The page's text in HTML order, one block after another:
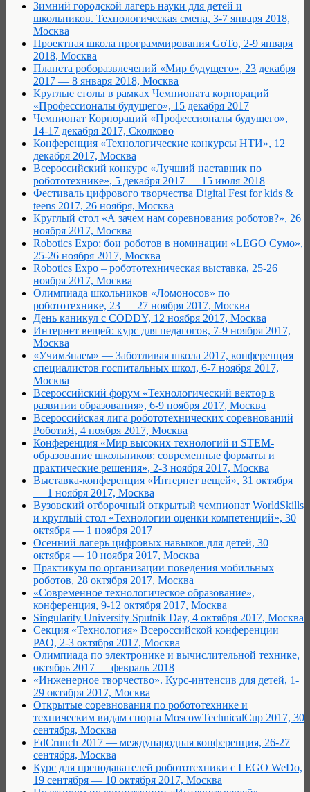
Зимний городской лагерь науки для детей и
школьников. Технологическая смена, 3-7 января 2018,
Москва
Проектная школа программирования GoTo, 2-9 января
2018, Москва
Планета роборазвлечений «Мир будущего», 23 декабря
2017 — 8 января 2018, Москва
Круглые столы в рамках Чемпионата корпораций
«Профессионалы будущего», 15 декабря 2017
Чемпионат Корпораций «Профессионалы будущего»,
14-17 декабря 2017, Сколково
Конференция «Технологические конкурсы НТИ», 12
декабря 2017, Москва
Всероссийский конкурс «Лучший наставник по
робототехнике», 5 декабря 2017 — 15 июля 2018
Фестиваль цифрового творчества Digital Fest for kids &
teens 2017, 26 ноября, Москва
Круглый стол «А зачем нам соревнования роботов?», 26
ноября 2017, Москва
Robotics Expo: бои роботов в номинации «LEGO Сумо»,
25-26 ноября 2017, Москва
Robotics Expo – робототехническая выставка, 25-26
ноября 2017, Москва
Олимпиада школьников «Ломоносов» по
робототехнике, 23 — 27 ноября 2017, Москва
День каникул с CODDY, 12 ноября 2017, Москва
Интернет вещей: курс для педагогов, 7-9 ноября 2017,
Москва
«УчимЗнаем» — Заботливая школа 2017, конференция
специалистов госпитальных школ, 6-7 ноября 2017,
Москва
Всероссийский форум «Технологический вектор в
развитии образования», 6-9 ноября 2017, Москва
Всероссийская лига робототехнических соревнований
РоботиЯ, 4 ноября 2017, Москва
Конференция «Мир высоких технологий и STEM-
образование школьников: современные форматы и
практические решения», 2-3 ноября 2017, Москва
Выставка-конференция «Интернет вещей», 31 октября
— 1 ноября 2017, Москва
Вузовский отборочный открытый чемпионат WorldSkills
и круглый стол «Технологии оценки компетенций», 30
октября — 1 ноября 2017
Осенний лагерь цифровых навыков для детей, 30
октября — 10 ноября 2017, Москва
Практикум по организации поведения мобильных
роботов, 28 октября 2017, Москва
«Современное технологическое образование»,
конференция, 9-12 октября 2017, Москва
Singularity University Sputnik Day, 4 октября 2017, Москва
Cекция «Технология» Всероссийской конференции
РАО, 2-3 октября 2017, Москва
Олимпиада по электронике и вычислительной технике,
октябрь 2017 — февраль 2018
«Инженерное творчество». Курс-интенсив для детей, 1-
29 октября 2017, Москва
Открытые соревнования по робототехнике и
техническим видам спорта MoscowTechnicalCup 2017, 30
сентября, Москва
EdCrunch 2017 — международная конференция, 26-27
сентября, Москва
Курс для преподавателей робототехники с LEGO WeDo,
19 сентября — 10 октября 2017, Москва